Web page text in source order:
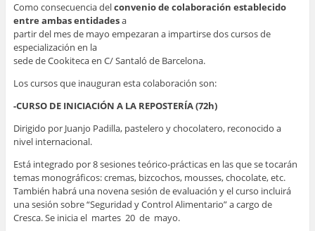
Como consecuencia delconvenio de colaboración establecido
entre ambas entidadesa
partir del mes de mayo empezaran a impartirse dos cursos de
especialización en la
sede de Cookiteca en C/ Santaló de Barcelona.
Los cursos que inauguran esta colaboración son:
-CURSO DE INICIACIÓN A LA REPOSTERÍA (72h)
Dirigido por Juanjo Padilla, pastelero y chocolatero, reconocido a
nivel internacional.
Está integrado por 8 sesiones teórico-prácticas en las que se tocarán
temas monográficos: cremas, bizcochos, mousses, chocolate, etc.
También habrá una novena sesión de evaluación y el curso incluirá
una sesión sobre “Seguridad y Control Alimentario” a cargo de
Cresca. Se inicia el martes 20 de mayo.